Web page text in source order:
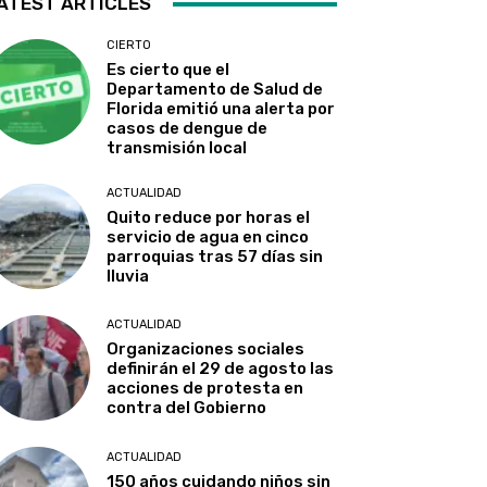
CIERTO
Es cierto que el
Departamento de Salud de
Florida emitió una alerta por
casos de dengue de
transmisión local
ACTUALIDAD
Quito reduce por horas el
servicio de agua en cinco
parroquias tras 57 días sin
lluvia
ACTUALIDAD
Organizaciones sociales
definirán el 29 de agosto las
acciones de protesta en
contra del Gobierno
ACTUALIDAD
150 años cuidando niños sin